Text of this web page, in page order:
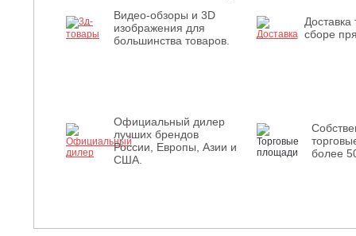
Видео-обзоры и 3D
изображения для
большинства товаров.
Доставка
сборе
Официальный дилер
лучших брендов
России, Европы, Азии и
США.
более